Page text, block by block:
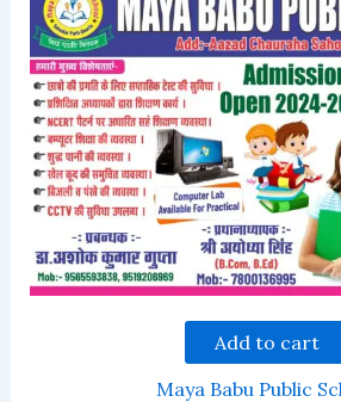
Add to cart
Maya Babu Public